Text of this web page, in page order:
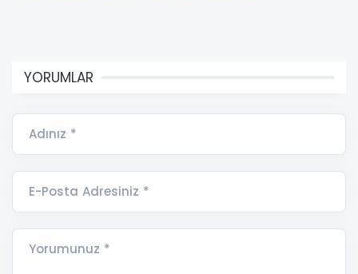
YORUMLAR
Adınız *
E-Posta Adresiniz *
Yorumunuz *